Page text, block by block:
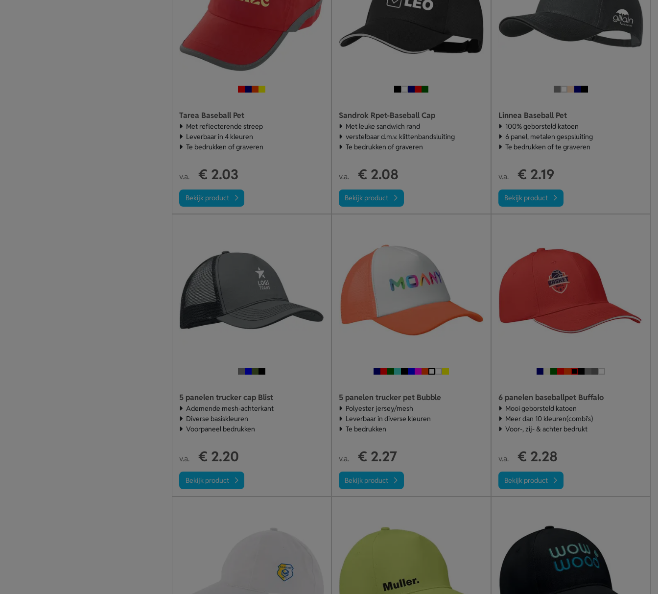
Tarea Baseball Pet
Met reflecterende streep
Leverbaar in 4 kleuren
Te bedrukken of graveren
v.a. € 2.03
Bekijk product
Sandrok Rpet-Baseball Cap
Met leuke sandwich rand
verstelbaar d.m.v. klittenbandsluiting
Te bedrukken of graveren
v.a. € 2.08
Bekijk product
Linnea Baseball Pet
100% geborsteld katoen
6 panel, metalen gespsluiting
Te bedrukken of te graveren
v.a. € 2.19
Bekijk product
5 panelen trucker cap Blist
Ademende mesh-achterkant
Diverse basiskleuren
Voorpaneel bedrukken
v.a. € 2.20
Bekijk product
5 panelen trucker pet Bubble
Polyester jersey/mesh
Leverbaar in diverse kleuren
Te bedrukken
v.a. € 2.27
Bekijk product
6 panelen baseballpet Buffalo
Mooi geborsteld katoen
Meer dan 10 kleuren(combi's)
Voor-, zij- & achter bedrukt
v.a. € 2.28
Bekijk product